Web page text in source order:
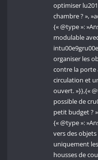
optimiser
chambre ? »,
{« @type »:
modulable
organiser les
contre la porte
circulation et
ouvert. »}},{«
possible de
petit budget ?
{« @type »:
vers des
uniquement
housses de